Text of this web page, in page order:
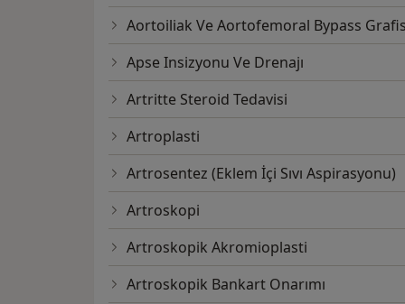
Aortoiliak Ve Aortofemoral Bypass
Apse Insizyonu Ve Drenajı
Artritte Steroid Tedavisi
Artroplasti
Artrosentez (Eklem İçi Sıvı Aspirasyonu)
Artroskopi
Artroskopik Akromioplasti
Artroskopik Bankart Onarımı